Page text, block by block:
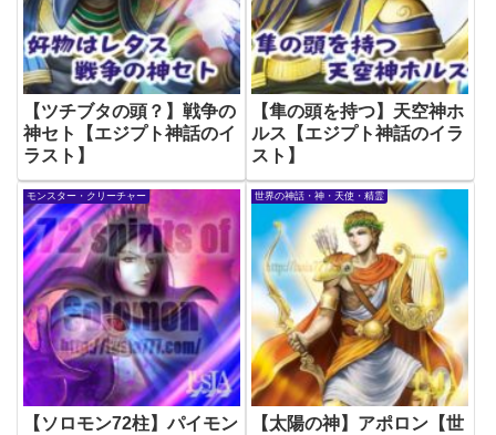
【ツチブタの頭？】戦争の
神セト【エジプト神話のイ
ラスト】
【隼の頭を持つ】天空神ホ
ルス【エジプト神話のイラ
スト】
モンスター・クリーチャー
【ソロモン72柱】パイモン
世界の神話・神・天使・精霊
【太陽の神】アポロン【世